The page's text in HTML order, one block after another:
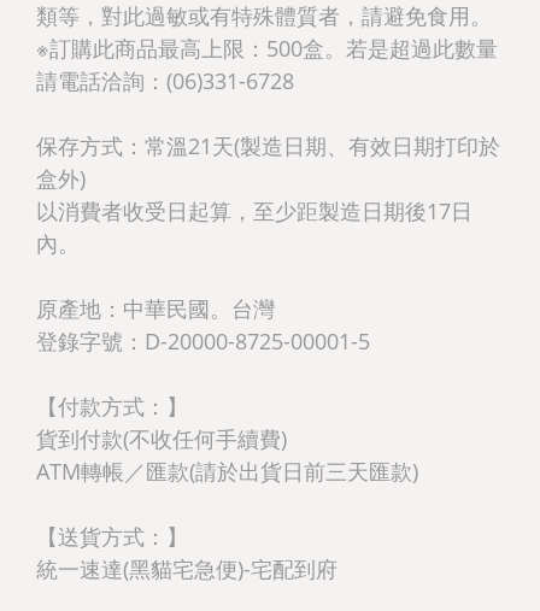
類等，對此過敏或有特殊體質者，請避免食用。
※訂購此商品最高上限：500盒。若是超過此數量
請電話洽詢：(06)331-6728
保存方式：常溫21天(製造日期、有效日期打印於
盒外)
以消費者收受日起算，至少距製造日期後17日
內。
原產地：中華民國。台灣
登錄字號：D-20000-8725-00001-5
【付款方式：】
貨到付款(不收任何手續費)
ATM轉帳／匯款(請於出貨日前三天匯款)
【送貨方式：】
統一速達(黑貓宅急便)-宅配到府